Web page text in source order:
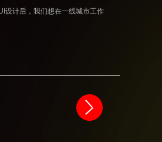
设计后，我们想在一线城市工作